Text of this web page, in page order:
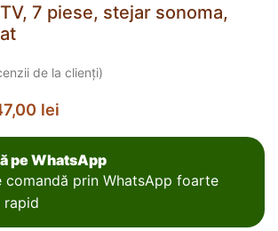
7 piese, stejar sonoma,
de la clienți)
lei
pe WhatsApp
comandă prin WhatsApp foarte
rapid